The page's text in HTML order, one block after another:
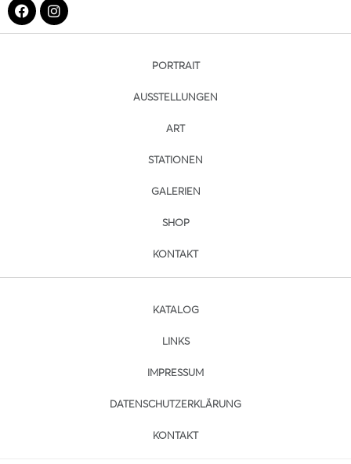
PORTRAIT
AUSSTELLUNGEN
ART
STATIONEN
GALERIEN
SHOP
KONTAKT
KATALOG
LINKS
IMPRESSUM
DATENSCHUTZERKLÄRUNG
KONTAKT